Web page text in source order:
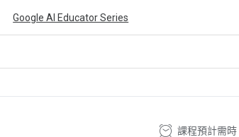
Google AI Educator Series
課程預計需